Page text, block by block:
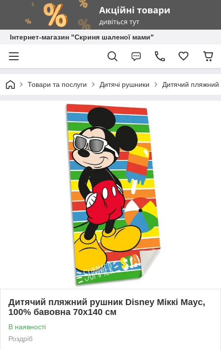
Інтернет-магазин "Скриня шаленої мами"
Товари та послуги Дитячі рушники Дитячий пляжний
Дитячий пляжний рушник Disney Міккі Маус,
100% бавовна 70х140 см
В наявності
Роздріб